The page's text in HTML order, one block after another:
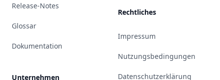
Release-Notes
Glossar
Dokumentation
Unternehmen
Rechtliches
Impressum
Nutzungsbedingungen
Datenschutzerklärung